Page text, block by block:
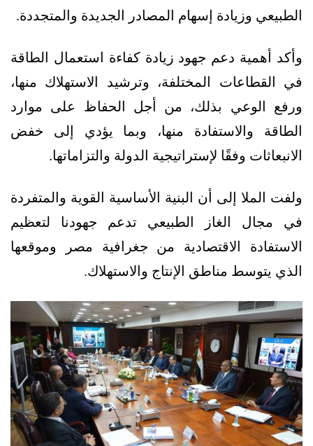
الطبيعي وزيادة إسهام المصادر الجديدة والمتجددة.
وأكد أهمية دعم جهود زيادة كفاءة استعمال الطاقة
في القطاعات المختلفة، وترشيد الاستهلاك منها،
ورفع الوعي بذلك، من أجل الحفاظ على موارد
الطاقة والاستفادة منها، وبما يؤدي إلى خفض
الانبعاثات وفقًا لإستراتيجية الدولة والتزاماتها.
ولفت الملا إلى أن البنية الأساسية القوية والمتفردة
في مجال الغاز الطبيعي تدعم جهودنا لتعظيم
الاستفادة الاقتصادية من جغرافية مصر وموقعها
الذي يتوسط مناطق الإنتاج والاستهلاك.